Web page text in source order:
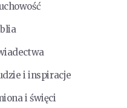
i inspiracje
i święci